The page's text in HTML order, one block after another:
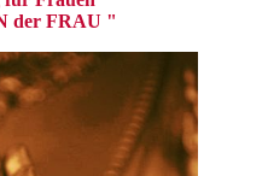
der FRAU "